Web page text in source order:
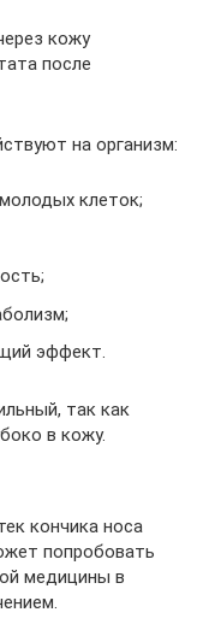
кожу
после
на организм:
клеток;
эффект.
так как
в кожу.
кончика носа
попробовать
медицины в